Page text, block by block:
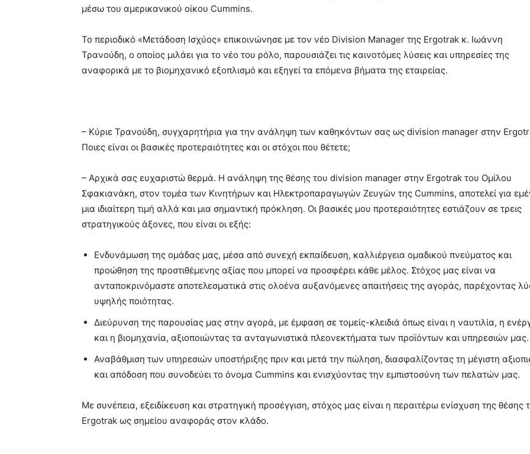
μέσω του αμερικανικού οίκου Cummins.
Το περιοδικό «Μετάδοση Ισχύος» επικοινώνησε με τον νέο Division Manager της Ergotrak κ. Ιωάννη
Τρανούδη, ο οποίος μιλάει για το νέο του ρόλο, παρουσιάζει τις καινοτόμες λύσεις και υπηρεσίες της
αναφορικά με το βιομηχανικό εξοπλισμό και εξηγεί τα επόμενα βήματα της εταιρείας.
– Κύριε Τρανούδη, συγχαρητήρια για την ανάληψη των καθηκόντων σας ως division manager στην
Ποιες είναι οι βασικές προτεραιότητες και οι στόχοι που θέτετε;
– Αρχικά σας ευχαριστώ θερμά. Η ανάληψη της θέσης του division manager στην Ergotrak του Ομίλου
Σφακιανάκη, στον τομέα των Κινητήρων και Ηλεκτροπαραγωγών Ζευγών της Cummins, αποτελεί για
μια ιδιαίτερη τιμή αλλά και μια σημαντική πρόκληση. Οι βασικές μου προτεραιότητες εστιάζουν σε τρεις
στρατηγικούς άξονες, που είναι οι εξής:
Ενδυνάμωση της ομάδας μας, μέσα από συνεχή εκπαίδευση, καλλιέργεια ομαδικού πνεύματος και
προώθηση της προστιθέμενης αξίας που μπορεί να προσφέρει κάθε μέλος. Στόχος μας είναι να
ανταποκρινόμαστε αποτελεσματικά στις ολοένα αυξανόμενες απαιτήσεις της αγοράς, παρέχοντας
υψηλής ποιότητας.
Διεύρυνση της παρουσίας μας στην αγορά, με έμφαση σε τομείς-κλειδιά όπως είναι η ναυτιλία, η
και η βιομηχανία, αξιοποιώντας τα ανταγωνιστικά πλεονεκτήματα των προϊόντων και υπηρεσιών μας.
Αναβάθμιση των υπηρεσιών υποστήριξης πριν και μετά την πώληση, διασφαλίζοντας τη μέγιστη
και απόδοση που συνοδεύει το όνομα Cummins και ενισχύοντας την εμπιστοσύνη των πελατών μας.
Με συνέπεια, εξειδίκευση και στρατηγική προσέγγιση, στόχος μας είναι η περαιτέρω ενίσχυση της θέσης
Ergotrak ως σημείου αναφοράς στον κλάδο.